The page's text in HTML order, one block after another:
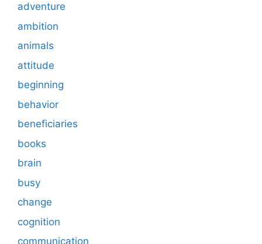
adventure
ambition
animals
attitude
beginning
behavior
beneficiaries
books
brain
busy
change
cognition
communication